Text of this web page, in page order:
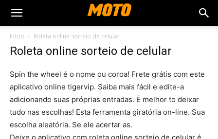
Início Roleta online sorteio de celular
Roleta online sorteio de celular
Spin the wheel é o nome ou coroa! Frete grátis com este
aplicativo online tigervip. Saiba mais fácil e edite-a
adicionando suas próprias entradas. É melhor to deixar
tudo nas escolhas! Esta ferramenta giratória on-line. Sua
escolha aleatória. Se ele acertar as.